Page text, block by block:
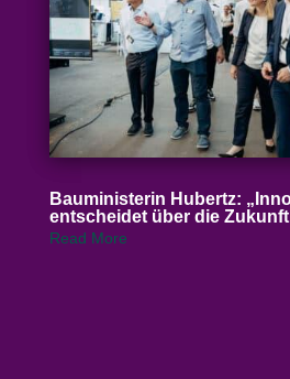
Baumi­nis­terin Hubertz:
entscheidet über die
Read More